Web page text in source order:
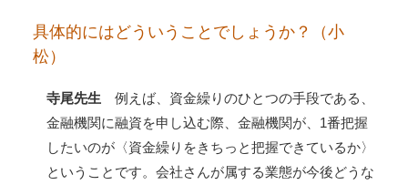
具体的にはどういうことでしょうか？（小
松）
寺尾先生
例えば、資金繰りのひとつの手段である、
金融機関に融資を申し込む際、金融機関が、1番把握
したいのが〈資金繰りをきちっと把握できているか〉
ということです。会社さんが属する業態が今後どうな